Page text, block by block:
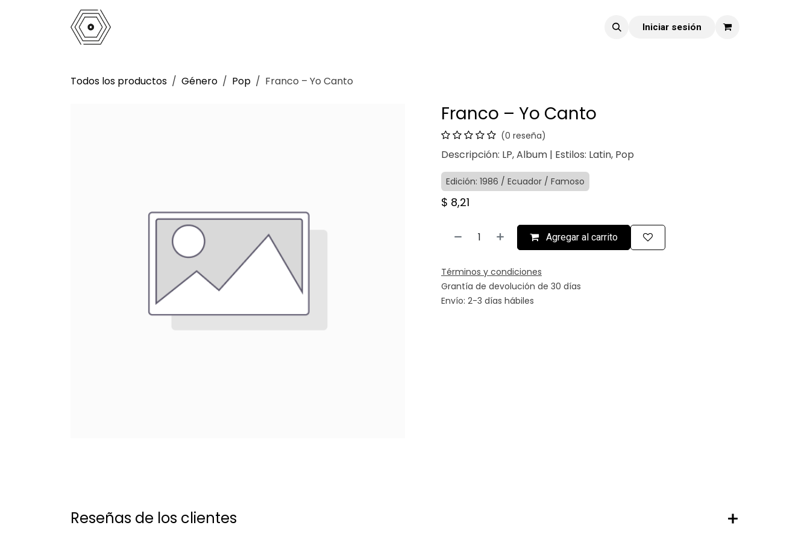
Iniciar sesión
Todos los productos Género Pop Franco – Yo Canto
Franco – Yo Canto
(0 reseña)
Descripción: LP, Album | Estilos: Latin, Pop
Edición: 1986 / Ecuador / Famoso
$ 8,21
Agregar al carrito
Términos y condiciones
Grantía de devolución de 30 días
Envío: 2-3 días hábiles
Reseñas de los clientes